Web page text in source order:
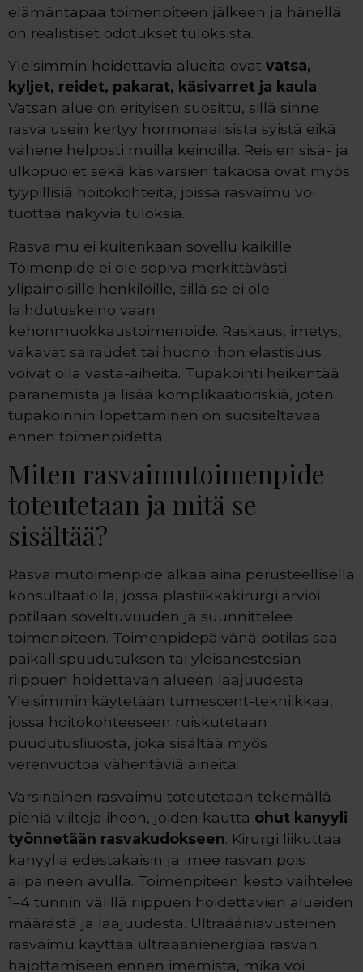
elämäntapaa toimenpiteen jälkeen ja hänellä
on realistiset odotukset tuloksista.
Yleisimmin hoidettavia alueita ovat vatsa,
kyljet, reidet, pakarat, käsivarret ja kaula.
Vatsan alue on erityisen suosittu, sillä sinne
rasva usein kertyy hormonaalisista syistä eikä
vähene helposti muilla keinoilla. Reisien sisä- ja
ulkopuolet sekä käsivarsien takaosa ovat myös
tyypillisiä hoitokohteita, joissa rasvaimu voi
tuottaa näkyviä tuloksia.
Rasvaimu ei kuitenkaan sovellu kaikille.
Toimenpide ei ole sopiva merkittävästi
ylipainoisille henkilöille, sillä se ei ole
laihdutuskeino vaan
kehonmuokkaustoimenpide. Raskaus, imetys,
vakavat sairaudet tai huono ihon elastisuus
voivat olla vasta-aiheita. Tupakointi heikentää
paranemista ja lisää komplikaatioriskiä, joten
tupakoinnin lopettaminen on suositeltavaa
ennen toimenpidettä.
Miten rasvaimutoimenpide
toteutetaan ja mitä se
sisältää?
Rasvaimutoimenpide alkaa aina perusteellisella
konsultaatiolla, jossa plastiikkakirurgi arvioi
potilaan soveltuvuuden ja suunnittelee
toimenpiteen. Toimenpidepäivänä potilas saa
paikallispuudutuksen tai yleisanestesian
riippuen hoidettavan alueen laajuudesta.
Yleisimmin käytetään tumescent-tekniikkaa,
jossa hoitokohteeseen ruiskutetaan
puudutusliuosta, joka sisältää myös
verenvuotoa vähentäviä aineita.
Varsinainen rasvaimu toteutetaan tekemällä
pieniä viiltoja ihoon, joiden kautta ohut kanyyli
työnnetään rasvakudokseen. Kirurgi liikuttaa
kanyylia edestakaisin ja imee rasvan pois
alipaineen avulla. Toimenpiteen kesto vaihtelee
1–4 tunnin välillä riippuen hoidettavien alueiden
määrästä ja laajuudesta. Ultraääniavusteinen
rasvaimu käyttää ultraäänienergiaa rasvan
hajottamiseen ennen imemistä, mikä voi